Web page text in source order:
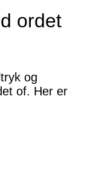
ordet
og
of. Her er